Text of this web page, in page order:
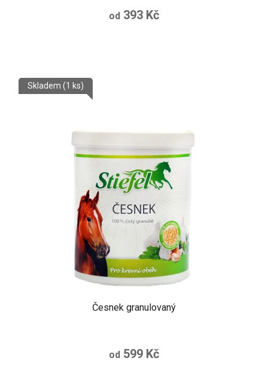
od 393 Kč
Česnek granulovaný
Skladem (1 ks)
od 599 Kč